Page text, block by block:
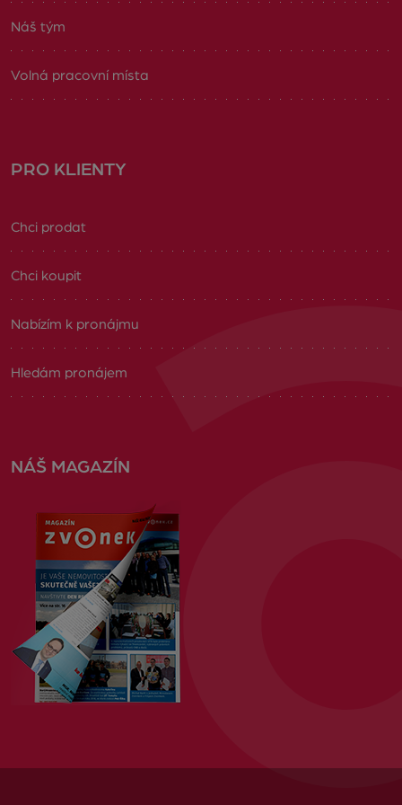
Náš tým
Volná pracovní místa
PRO KLIENTY
Chci prodat
Chci koupit
Nabízím k pronájmu
Hledám pronájem
NÁŠ MAGAZÍN